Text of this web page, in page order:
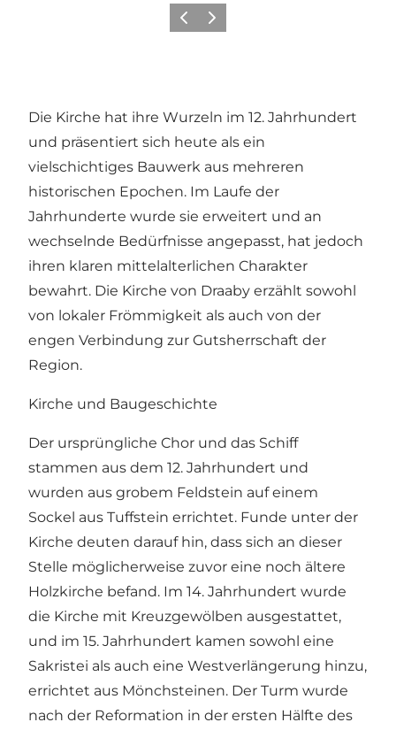
ZurückWeiter
Die Kirche hat ihre Wurzeln im 12. Jahrhundert
und präsentiert sich heute als ein
vielschichtiges Bauwerk aus mehreren
historischen Epochen. Im Laufe der
Jahrhunderte wurde sie erweitert und an
wechselnde Bedürfnisse angepasst, hat jedoch
ihren klaren mittelalterlichen Charakter
bewahrt. Die Kirche von Draaby erzählt sowohl
von lokaler Frömmigkeit als auch von der
engen Verbindung zur Gutsherrschaft der
Region.
Kirche und Baugeschichte
Der ursprüngliche Chor und das Schiff
stammen aus dem 12. Jahrhundert und
wurden aus grobem Feldstein auf einem
Sockel aus Tuffstein errichtet. Funde unter der
Kirche deuten darauf hin, dass sich an dieser
Stelle möglicherweise zuvor eine noch ältere
Holzkirche befand. Im 14. Jahrhundert wurde
die Kirche mit Kreuzgewölben ausgestattet,
und im 15. Jahrhundert kamen sowohl eine
Sakristei als auch eine Westverlängerung hinzu,
errichtet aus Mönchsteinen. Der Turm wurde
nach der Reformation in der ersten Hälfte des